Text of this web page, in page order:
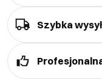
Szybka